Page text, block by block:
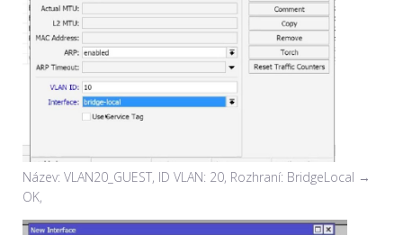
Název: VLAN20_GUEST, ID VLAN: 20, Rozhraní: BridgeLocal →
OK,